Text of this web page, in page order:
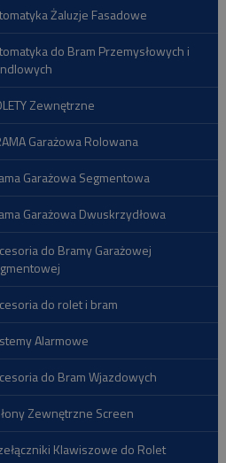
Żaluzje Fasadowe
do Bram Przemysłowych i
Zewnętrzne
Garażowa Rolowana
Garażowa Segmentowa
Garażowa Dwuskrzydłowa
do Bramy Garażowej
do rolet i bram
Alarmowe
do Bram Wjazdowych
Zewnętrzne Screen
Klawiszowe do Rolet